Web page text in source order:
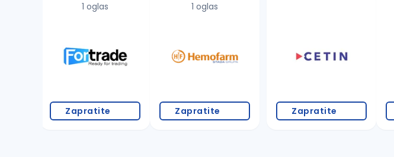
proverite pravopisne greške (koristite č, ć, š, đ, ž, dž)
povećajte radijus za odabrani grad
1 oglas
Zapratite
1 oglas
Zapratite Zapratite